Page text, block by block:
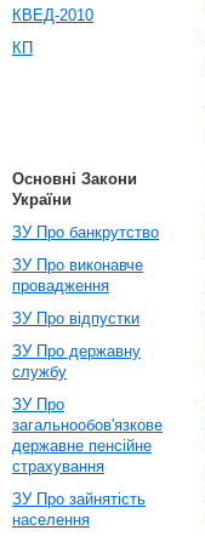
КВЕД-2010
КП
Основні Закони
України
ЗУ Про банкрутство
ЗУ Про виконавче
провадження
ЗУ Про відпустки
ЗУ Про державну
службу
ЗУ Про
загальнообов'язкове
державне пенсійне
страхування
ЗУ Про зайнятість
населення